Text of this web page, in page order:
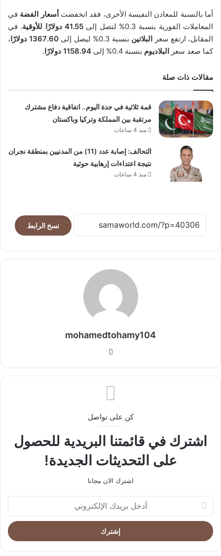
أما بالنسبة للمعادن النفيسة الأخرى، فقد انخفضتأسعار الفضة في
المعاملات الفورية بنسبة 0.3% لتصل إلى
41.55 دولارًا للأوقية
. في
المقابل، ارتفع سعر البلاتين بنسبة 0.3% ليصل إلى 1367.60 دولارًا
،
كما صعد سعر البلاديوم بنسبة 0.4% إلى 1158.94 دولارًا .
مقالات ذات صلة
قمة ثلاثية في جدة اليوم.. اتفاقية دفاع مشترك
مرتقبة بين المملكة وتركيا وباكستان
منذ 4 ساعات
التحالف: إصابة عدد (11) من المدنيين بمنطقة نجران
نتيجة اعتداءات إرهابية حوثية
منذ 4 ساعات
نسخ الرابط
mohamedtohamy104
كن على تواصل
اشترك في قائمتنا البريدية للحصول
على التحديثات الجديدة!
اشترك الان مجانا
بريدك
الإلكتروني